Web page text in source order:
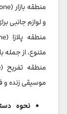
و لوازم جانبی
متنوع، از جمله
موسیقی زنده
نحوه